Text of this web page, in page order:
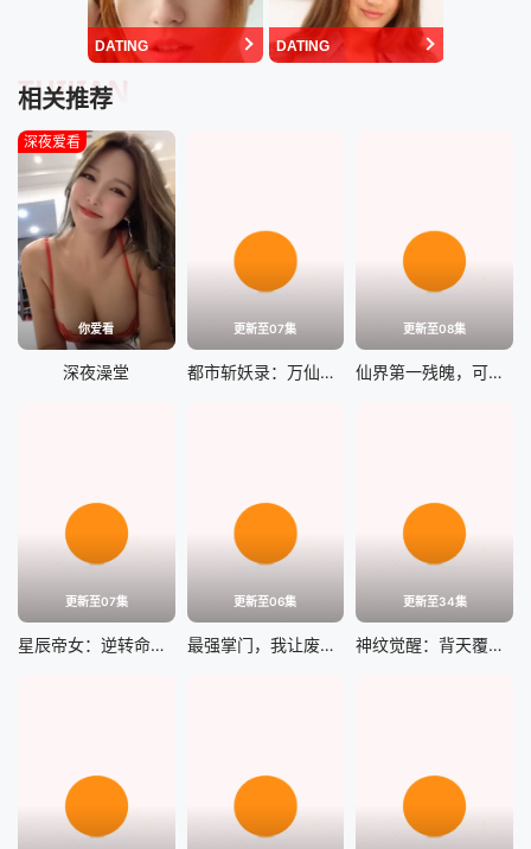
DATING DATING
相关推荐
TUIJIAN
你爱看
深夜爱看
深夜澡堂
更新至07集
都市斩妖录：万仙盟主
更新至08集
仙界第一残魄，可她悟性超绝
更新至07集
星辰帝女：逆转命运之歌
更新至06集
最强掌门，我让废柴宗门碾压三界
更新至34集
神纹觉醒：背天覆地逆命屠诡